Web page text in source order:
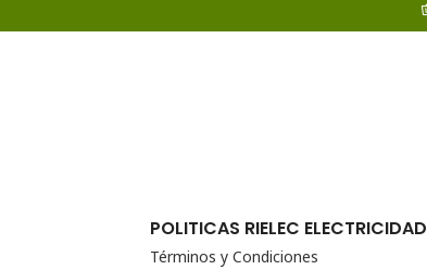
POLITICAS RIELEC ELECTRICIDAD
Términos y Condiciones